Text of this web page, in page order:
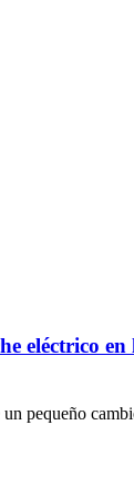
eléctrico
pequeño